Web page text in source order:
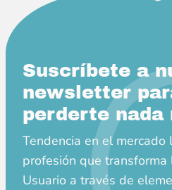
Suscríbete a
newsletter
perderte nada
Tendencia en el mercado
profesión que
Usuario a través de
de convertirte
profesional!
Tener tiempo para
0-5:0-28:0-4
Empieza a